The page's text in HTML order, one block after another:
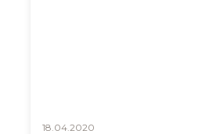
18.04.2020